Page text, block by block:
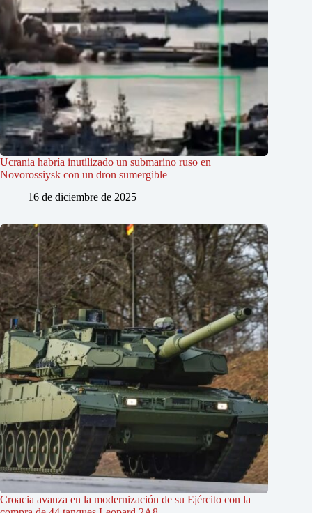
Ucrania habría inutilizado un submarino ruso en
Novorossiysk con un dron sumergible
16 de diciembre de 2025
Croacia avanza en la modernización de su Ejército con la